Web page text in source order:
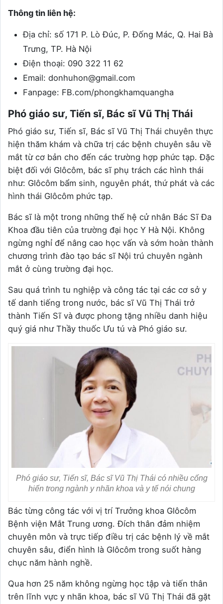
Thông tin liên hệ:
Địa chỉ: số 171 P. Lò Đúc, P. Đống Mác, Q. Hai Bà
Trưng, TP. Hà Nội
Điện thoại: 090 322 11 62
Email: donhuhon@gmail.com
Fanpage: FB.com/phongkhamquangha
Phó giáo sư, Tiến sĩ, Bác sĩ Vũ Thị Thái
Phó giáo sư, Tiến sĩ, Bác sĩ Vũ Thị Thái chuyên thực
hiện thăm khám và chữa trị các bệnh chuyên sâu về
mắt từ cơ bản cho đến các trường hợp phức tạp. Đặc
biệt đối với Glôcôm, bác sĩ phụ trách các hình thái
như: Glôcôm bẩm sinh, nguyên phát, thứ phát và các
hình thái Glôcôm phức tạp.
Bác sĩ là một trong những thế hệ cử nhân Bác Sĩ Đa
Khoa đầu tiên của trường đại học Y Hà Nội. Không
ngừng nghỉ để nâng cao học vấn và sớm hoàn thành
chương trình đào tạo bác sĩ Nội trú chuyên ngành
mắt ở cùng trường đại học.
Sau quá trình tu nghiệp và công tác tại các cơ sở y
tế danh tiếng trong nước, bác sĩ Vũ Thị Thái trở
thành Tiến Sĩ và được phong tặng nhiều danh hiệu
quý giá như Thầy thuốc Ưu tú và Phó giáo sư.
Phó giáo sư, Tiến sĩ, Bác sĩ Vũ Thị Thái có nhiều cống
hiến trong ngành y nhãn khoa và y tế nói chung
Bác từng công tác với vị trí Trưởng khoa Glôcôm
Bệnh viện Mắt Trung ương. Đích thân đảm nhiệm
chuyên môn và trực tiếp điều trị các bệnh lý về mắt
chuyên sâu, điển hình là Glôcôm trong suốt hàng
chục năm hành nghề.
Qua hơn 25 năm không ngừng học tập và tiến thân
trên lĩnh vực y nhãn khoa, bác sĩ Vũ Thị Thái đã gặt